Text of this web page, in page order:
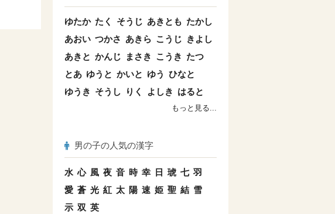
ゆたか たく そうじ あきとも たかし
あおい つかさ あきら こうじ きよし
あきと かんじ まさき こうき たつ
とあ ゆうと かいと ゆう ひなと
ゆうき そうし りく よしき はると
もっと見る...
男の子の人気の漢字
水 心 風 夜 音 時 幸 日 琥 七 羽
愛 蒼 光 紅 太 陽 速 姫 聖 結 雪
示 双 英